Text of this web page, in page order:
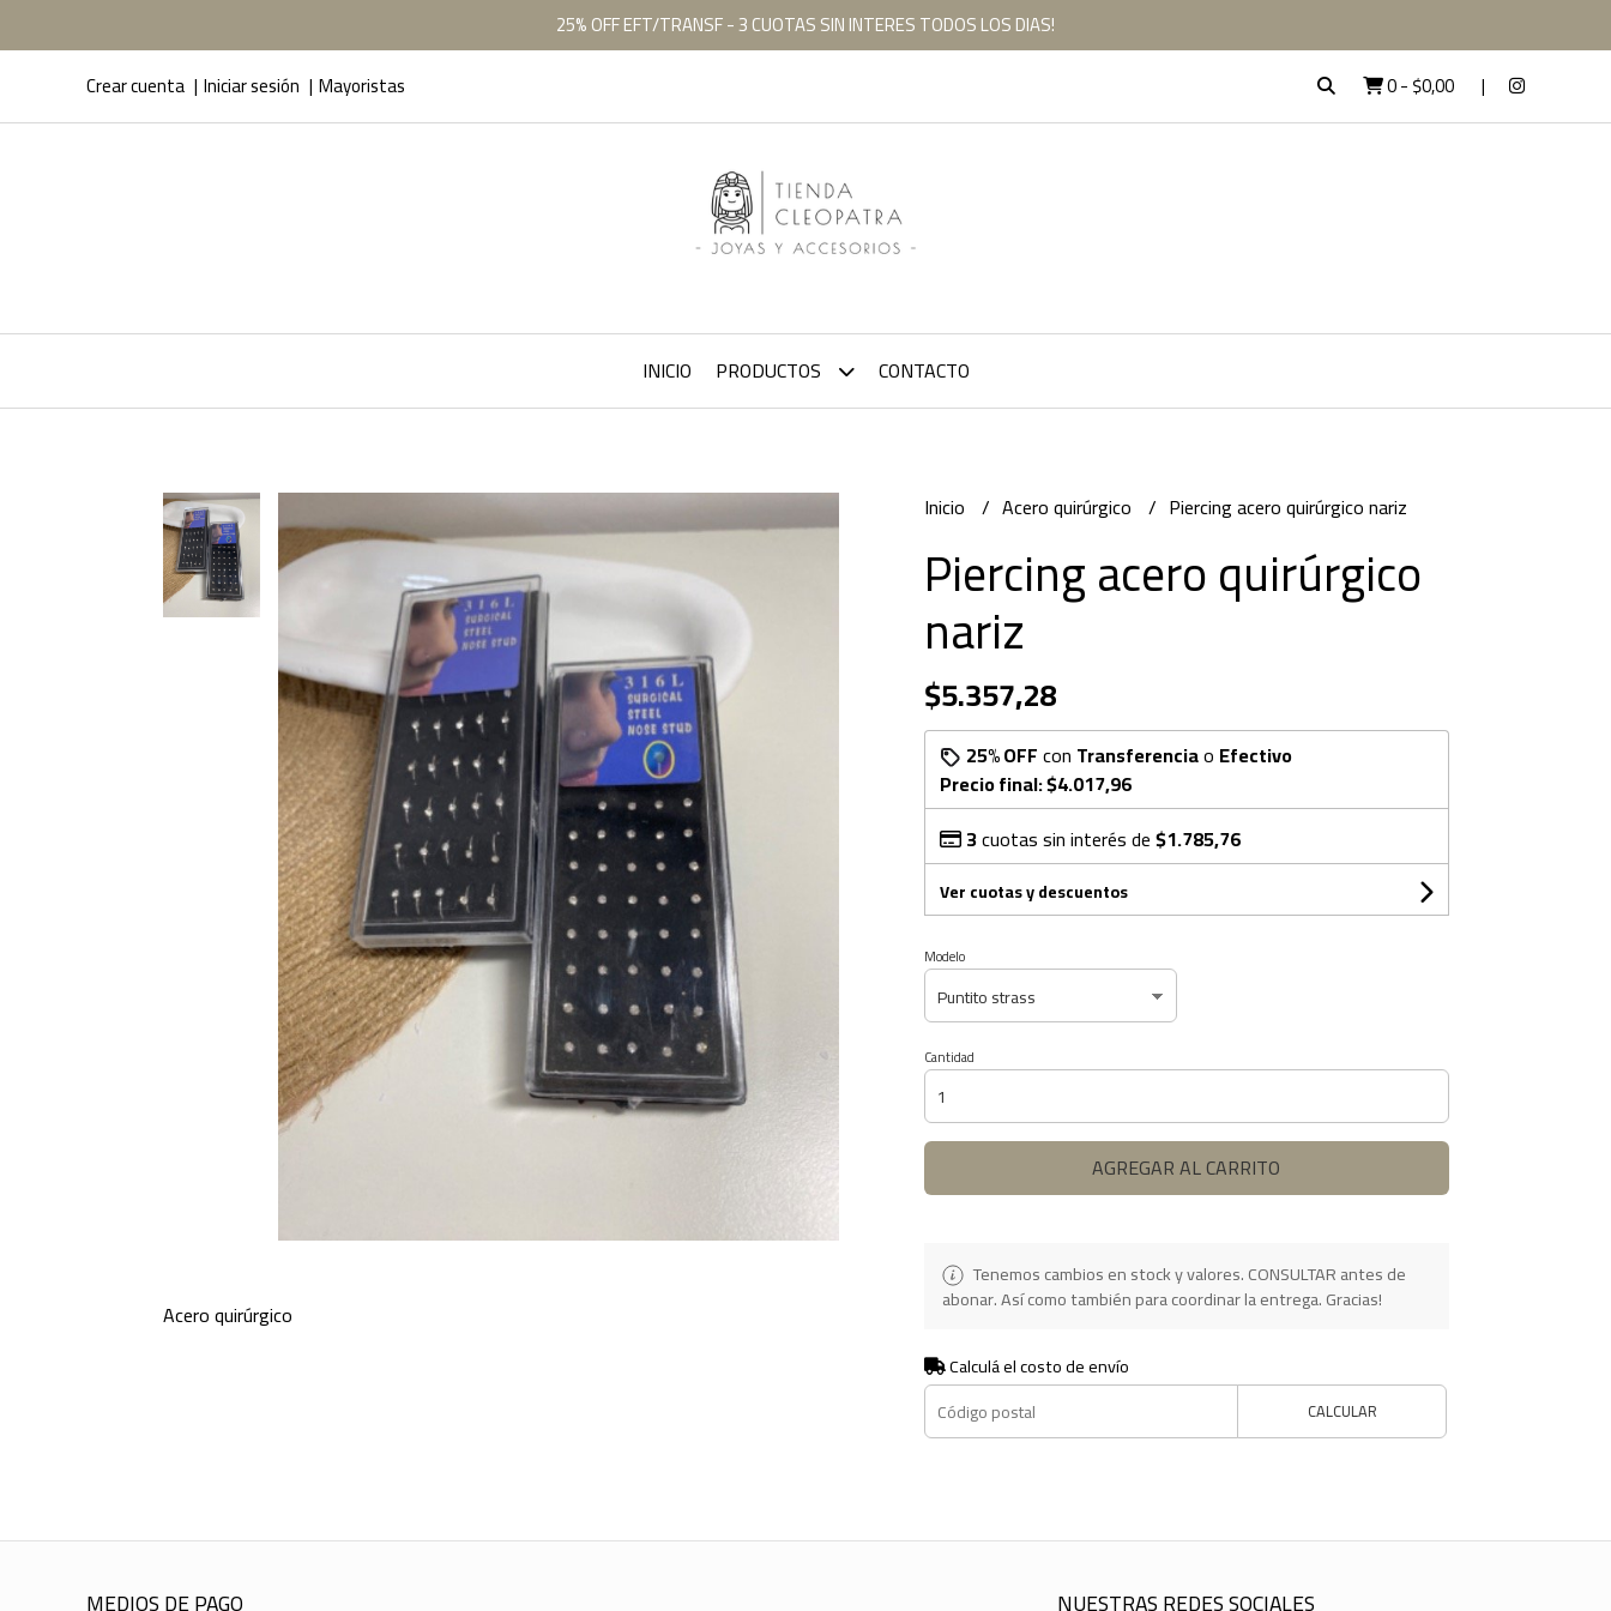
25% OFF EFT/TRANSF - 3 CUOTAS SIN INTERES TODOS LOS DIAS!
Crear cuenta Iniciar sesión Mayoristas 0-$0,00
INICIO PRODUCTOS CONTACTO
Acero quirúrgico
Inicio Acero quirúrgico Piercing acero quirúrgico nariz
Piercing acero quirúrgico
nariz
$5.357,28
25% OFFcon Transferenciao Efectivo
Precio final:$4.017,96
3cuotas sin interés de$1.785,76
Ver cuotas y descuentos
Modelo
Cantidad
AGREGAR AL CARRITO
Tenemos cambios en stock y valores. CONSULTAR antes de
abonar. Así como también para coordinar la entrega. Gracias!
Calculá el costo de envío
CALCULAR